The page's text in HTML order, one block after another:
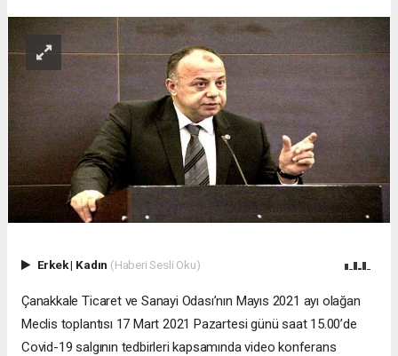
Erkek| Kadın (Haberi Sesli Oku)
Çanakkale Ticaret ve Sanayi Odası’nın Mayıs 2021 ayı olağan
Meclis toplantısı 17 Mart 2021 Pazartesi günü saat 15.00’de
Covid-19 salgının tedbirleri kapsamında video konferans